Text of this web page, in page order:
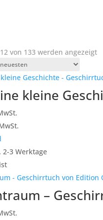
von 133 werden angezeigt
kleine
2-3 Werktage
–